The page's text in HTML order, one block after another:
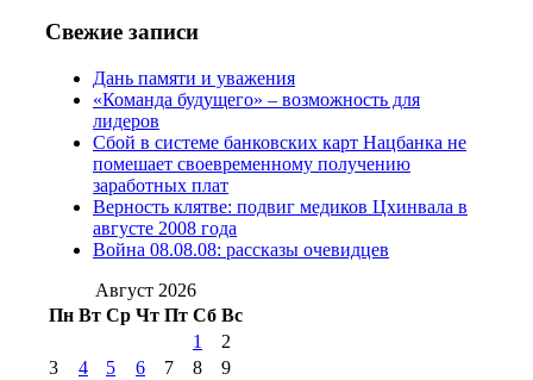
июля 2017 г
2012 г(15)№97 30 июля 2015 г
(15)№98 1 августа 2015 г
августа 2016 г(10)№98 5 июля 2014 г(10)
№98 8 августа 2013 г
августа 2012 г(14)
2017 г(9)
№99 4 августа
2016 г(12) №99 8 июля 2014 г
августа 2012 г(11)
августа 2013 г
(12)
Свежие записи
Дань памяти и уважения
«Команда будущего» – возможность для
лидеров
Сбой в системе банковских карт Нацбанка не
помешает своевременному получению
заработных плат
Верность клятве: подвиг медиков Цхинвала в
августе 2008 года
Война 08.08.08: рассказы очевидцев
Август 2026
Пн Вт Ср Чт Пт Сб Вс
1
2
3
4 5 6 7 8
9